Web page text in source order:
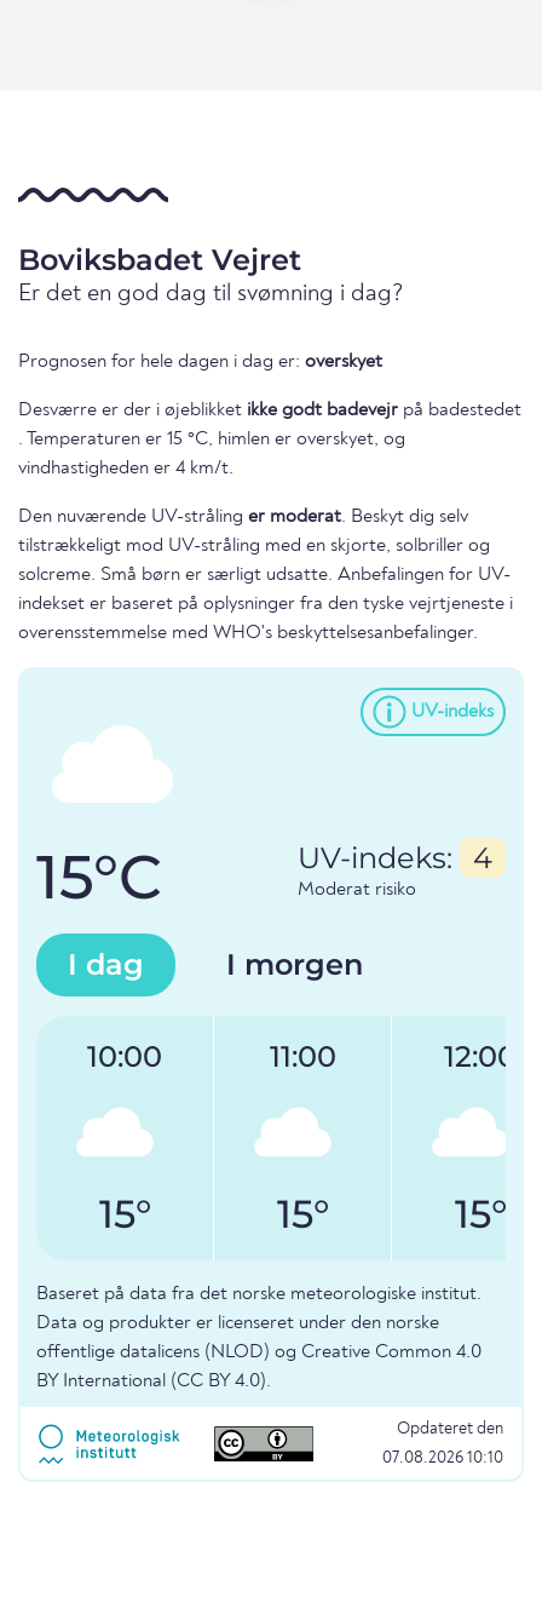
Boviksbadet Vejret
Er det en god dag til svømning i dag?
Prognosen for hele dagen i dag er: overskyet
Desværre er der i øjeblikket ikke godt badevejr på badestedet
. Temperaturen er 15 °C, himlen er overskyet, og
vindhastigheden er 4 km/t.
Den nuværende UV-stråling er moderat. Beskyt dig selv
tilstrækkeligt mod UV-stråling med en skjorte, solbriller og
solcreme. Små børn er særligt udsatte. Anbefalingen for UV-
indekset er baseret på oplysninger fra den tyske vejrtjeneste i
overensstemmelse med WHO's beskyttelsesanbefalinger.
UV-indeks
15°C UV-indeks: 4
Moderat risiko
I dag I morgen
10:00
15°
11:00
15°
12:00
15°
Baseret på data fra det norske meteorologiske institut.
Data og produkter er licenseret under den norske
offentlige datalicens (NLOD) og Creative Common 4.0
BY International (CC BY 4.0).
Opdateret den
07.08.2026 10:10